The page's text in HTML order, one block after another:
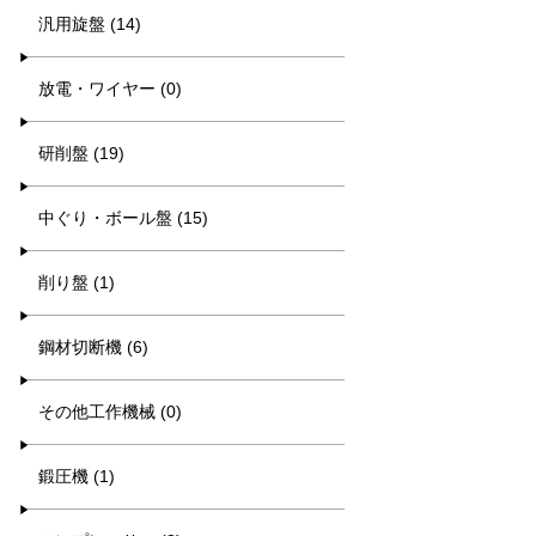
汎用旋盤 (14)
放電・ワイヤー (0)
研削盤 (19)
中ぐり・ボール盤 (15)
削り盤 (1)
鋼材切断機 (6)
その他工作機械 (0)
鍛圧機 (1)